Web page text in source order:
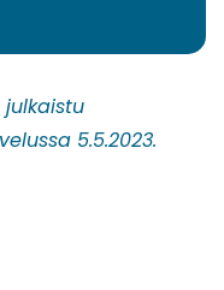
5.5.2023.